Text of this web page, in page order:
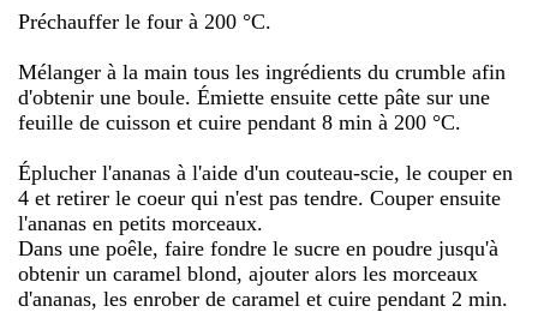
Préchauffer le four à 200 °C.
Mélanger à la main tous les ingrédients du crumble afin
d'obtenir une boule. Émiette ensuite cette pâte sur une
feuille de cuisson et cuire pendant 8 min à 200 °C.
Éplucher l'ananas à l'aide d'un couteau-scie, le couper en
4 et retirer le coeur qui n'est pas tendre. Couper ensuite
l'ananas en petits morceaux.
Dans une poêle, faire fondre le sucre en poudre jusqu'à
obtenir un caramel blond, ajouter alors les morceaux
d'ananas, les enrober de caramel et cuire pendant 2 min.